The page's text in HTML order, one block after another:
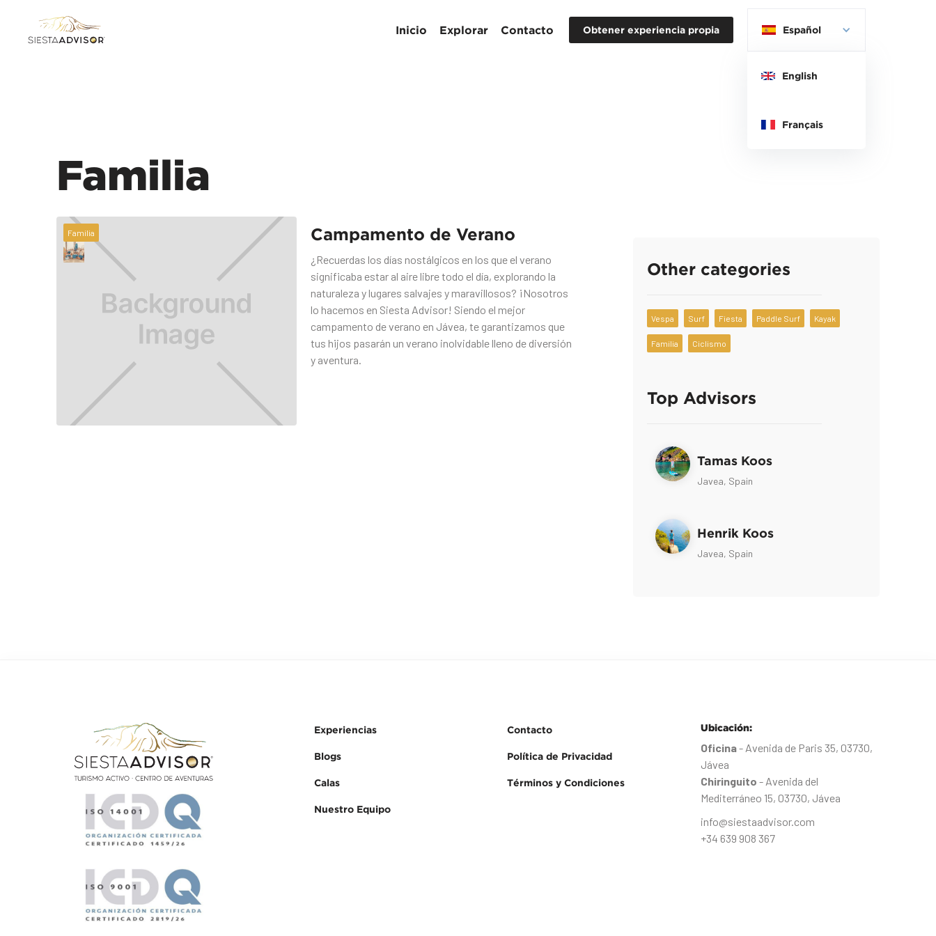
Inicio Explorar Contacto Obtener experiencia propia Español
English
Français
Familia
Familia Campamento de Verano
¿Recuerdas los días nostálgicos en los que el verano
significaba estar al aire libre todo el día, explorando la
naturaleza y lugares salvajes y maravillosos? ¡Nosotros
lo hacemos en Siesta Advisor! Siendo el mejor
campamento de verano en Jávea, te garantizamos que
tus hijos pasarán un verano inolvidable lleno de diversión
y aventura.
Other categories
Vespa Surf Fiesta Paddle Surf Kayak
Familia Ciclismo
Top Advisors
Tamas Koos
Javea, Spain
Henrik Koos
Javea, Spain
Experiencias
Blogs
Calas
Nuestro Equipo
Contacto
Política de Privacidad
Términos y Condiciones
Ubicación:
Oficina- Avenida de Paris 35, 03730,
Jávea
Chiringuito - Avenida del
Mediterráneo 15, 03730, Jávea
info@siestaadvisor.com
+34 639 908 367